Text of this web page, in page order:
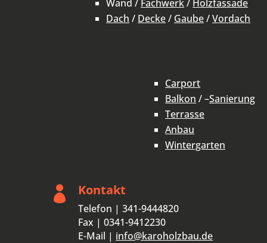
Wand / Fachwerk/ Holzfassade
Dach / Decke/ Gaube/Vordach
Carport
Balkon / –Sanierung
Terrasse
Anbau
Wintergarten
 Kontakt
Telefon | 341-9444820
Fax | 0341-9412230
E-Mail | info@karoholzbau.de